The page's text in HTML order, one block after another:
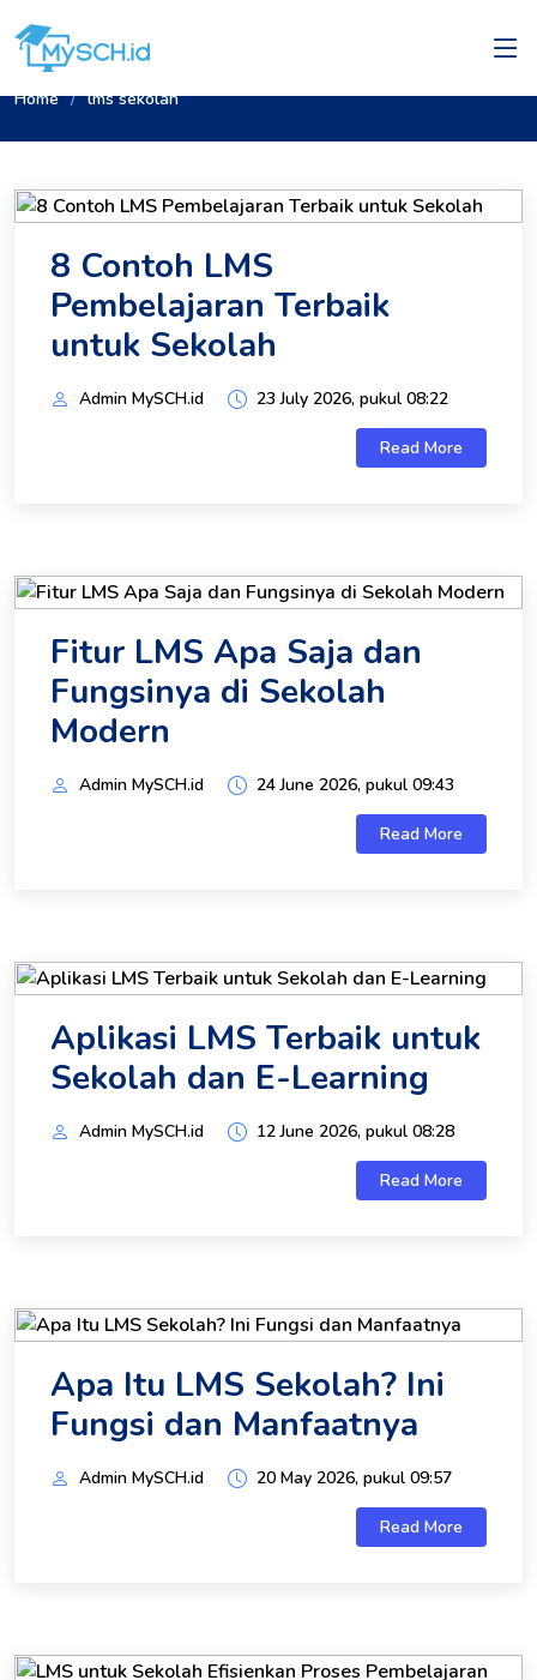
Home lms sekolah
8 Contoh LMS
Pembelajaran Terbaik
untuk Sekolah
Admin MySCH.id 23 July 2026, pukul 08:22
Read More
Fitur LMS Apa Saja dan
Fungsinya di Sekolah
Modern
Admin MySCH.id 24 June 2026, pukul 09:43
Read More
Aplikasi LMS Terbaik untuk
Sekolah dan E-Learning
Admin MySCH.id 12 June 2026, pukul 08:28
Read More
Apa Itu LMS Sekolah? Ini
Fungsi dan Manfaatnya
Admin MySCH.id 20 May 2026, pukul 09:57
Read More